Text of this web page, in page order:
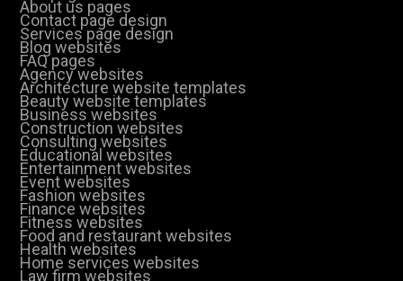
About us pages
Contact page design
Services page design
Blog websites
FAQ pages
Agency websites
Architecture website templates
Beauty website templates
Business websites
Construction websites
Consulting websites
Educational websites
Entertainment websites
Event websites
Fashion websites
Finance websites
Fitness websites
Food and restaurant websites
Health websites
Home services websites
Law firm websites